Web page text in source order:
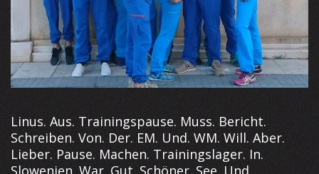
Linus. Aus. Trainingspause. Muss. Bericht.
Schreiben. Von. Der. EM. Und. WM. Will. Aber.
Lieber. Pause. Machen. Trainingslager. In.